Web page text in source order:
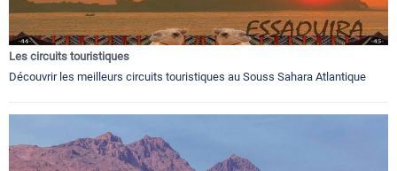
Les circuits touristiques
Découvrir les meilleurs circuits touristiques au Souss Sahara Atlantique